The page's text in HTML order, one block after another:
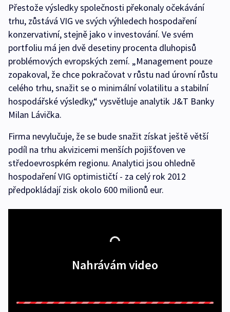
Přestože výsledky společnosti překonaly očekávání
trhu, zůstává VIG ve svých výhledech hospodaření
konzervativní, stejně jako v investování. Ve svém
portfoliu má jen dvě desetiny procenta dluhopisů
problémových evropských zemí. „Management pouze
zopakoval, že chce pokračovat v růstu nad úrovní růstu
celého trhu, snažit se o minimální volatilitu a stabilní
hospodářské výsledky,“ vysvětluje analytik J&T Banky
Milan Lávička.
Firma nevylučuje, že se bude snažit získat ještě větší
podíl na trhu akvizicemi menších pojišťoven ve
středoevrospkém regionu. Analytici jsou ohledně
hospodaření VIG optimističtí - za celý rok 2012
předpokládají zisk okolo 600 milionů eur.
Nahrávám video